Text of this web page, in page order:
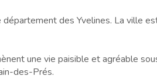
des Yvelines. La ville
une vie paisible et agréable
des-Prés.